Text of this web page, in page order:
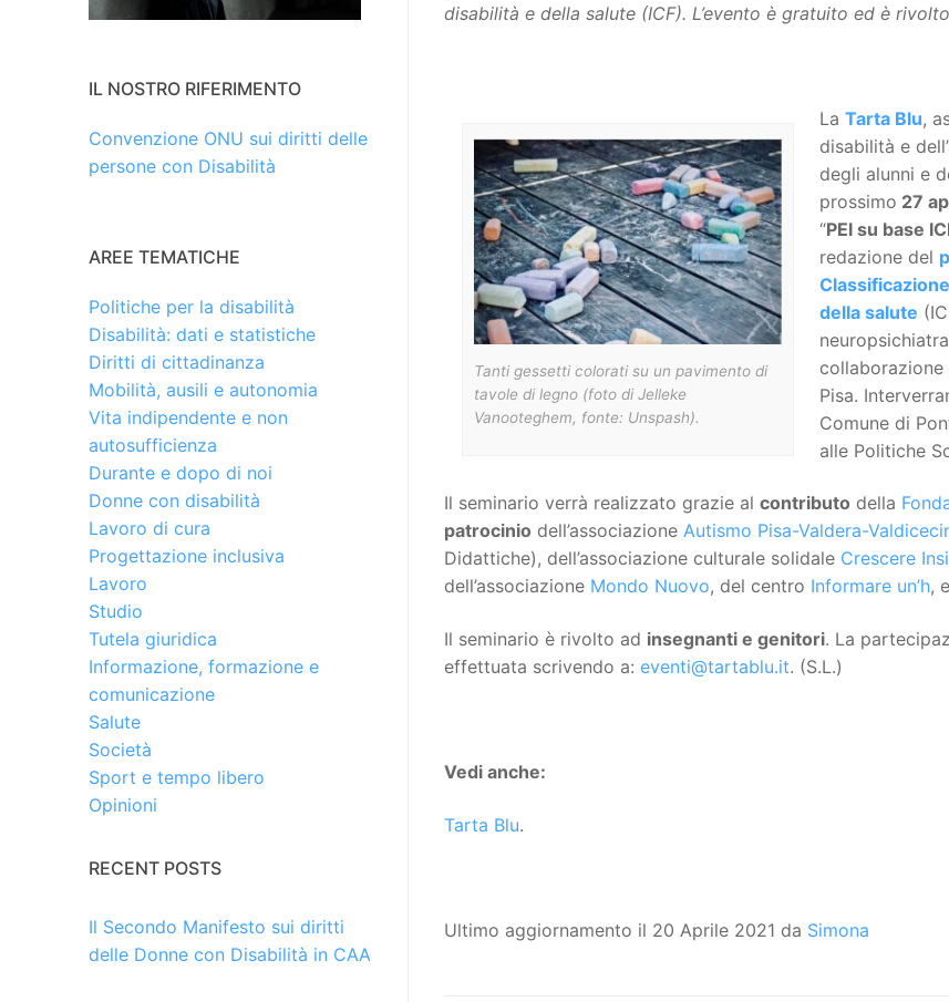
disabilità e della salute (ICF). L’evento è gratuito ed è
Tanti gessetti colorati su un pavimento di
tavole di legno (foto di Jelleke
Vanooteghem, fonte: Unspash).
La Tarta Blu,
disabilità e
degli alunni e
prossimo 27
“PEI su base
redazione del
della salute
collaborazione
Pisa.
Comune di
alle Politiche
Il seminario verrà realizzato grazie al contributo della
patrocinio dell’associazione Autismo Pisa-Valdera-
Didattiche), dell’associazione culturale solidale Crescere
dell’associazione Mondo Nuovo, del centro Informare un’h,
Il seminario è rivolto ad insegnanti e genitori. La
effettuata scrivendo a: eventi@tartablu.it. (S.L.)
Vedi anche:
Tarta Blu.
Ultimo aggiornamento il 20 Aprile 2021 da Simona
IL NOSTRO RIFERIMENTO
Convenzione ONU sui diritti delle
persone con Disabilità
AREE TEMATICHE
Politiche per la disabilità
Disabilità: dati e statistiche
Diritti di cittadinanza
Mobilità, ausili e autonomia
Vita indipendente e non
autosufficienza
Durante e dopo di noi
Donne con disabilità
Lavoro di cura
Progettazione inclusiva
Lavoro
Studio
Tutela giuridica
Informazione, formazione e
comunicazione
Salute
Società
Sport e tempo libero
Opinioni
RECENT POSTS
Il Secondo Manifesto sui diritti
delle Donne con Disabilità in CAA